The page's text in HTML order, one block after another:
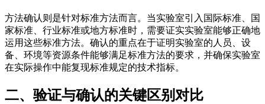
方法确认则是针对标准方法而言。当实验室引入国际标准、国
家标准、行业标准或地方标准时，需要证实实验室能够正确地
运用这些标准方法。确认的重点在于证明实验室的人员、设
备、环境等资源条件能够满足标准方法的要求，并确保实验室
在实际操作中能复现标准规定的技术指标。
二、验证与确认的关键区别对比